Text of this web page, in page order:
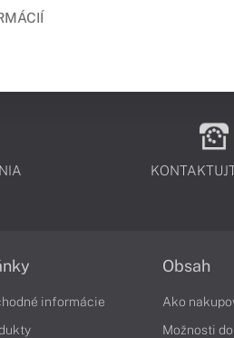
informácie
Obsah
Ako
Možnosti